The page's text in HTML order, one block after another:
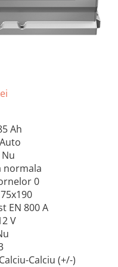
Ah
normala
0
EN 800 A
V
Calciu (+/-)